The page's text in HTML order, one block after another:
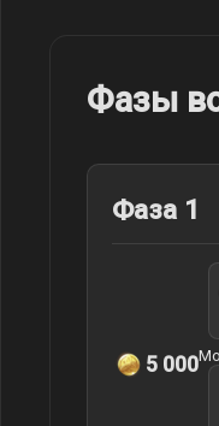
Фазы
Фаза 1
5 000